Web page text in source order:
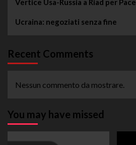
Vertice Usa-Russia a Riad per Pace
Ucraina: negoziati senza fine
Recent Comments
Nessun commento da mostrare.
You may have missed